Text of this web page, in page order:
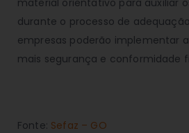
durante o processo de
empresas poderão implementar
mais segurança e conformidade
Fonte: Sefaz – GO